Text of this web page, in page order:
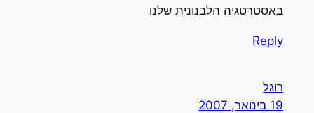
באסטרטגיה הלבנונית שלנו
Reply
רוגל
19 בינואר, 2007